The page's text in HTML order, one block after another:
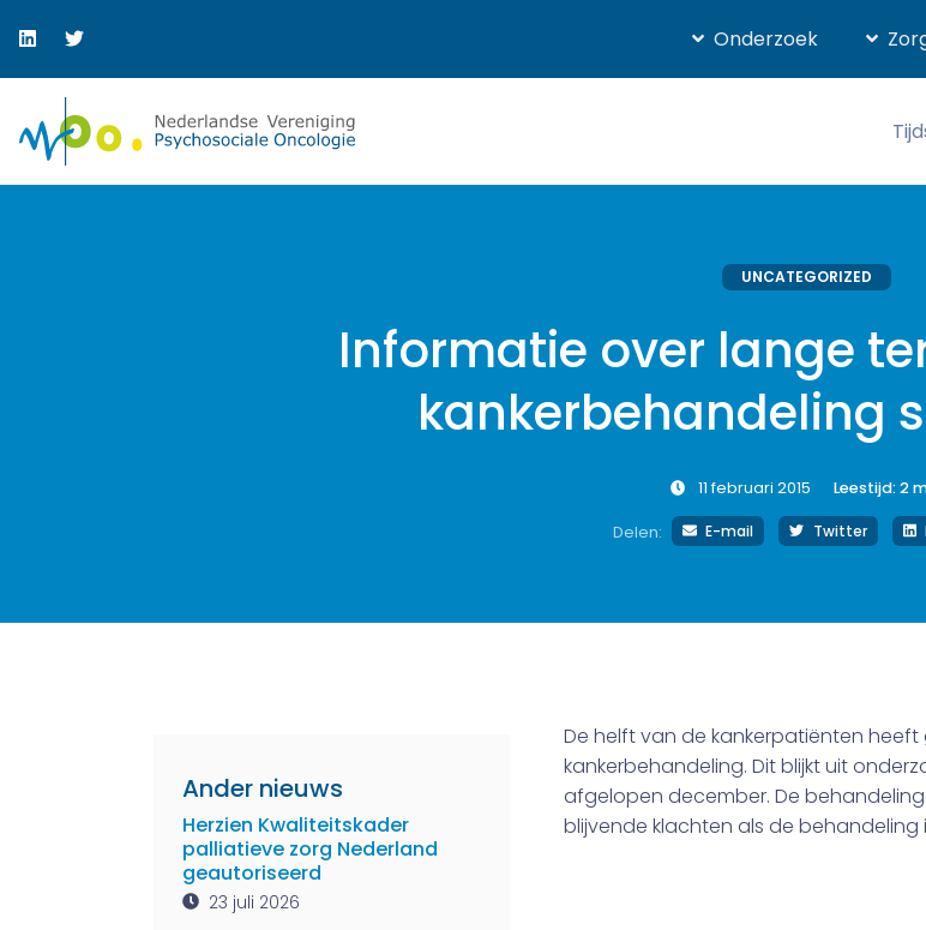
Onderzoek
UNCATEGORIZED
Informatie over lange
kankerbehandeling
11 februari 2015 Leestijd: 2
Delen: E-mail Twitter
Ander nieuws
Herzien Kwaliteitskader
palliatieve zorg Nederland
geautoriseerd
23 juli 2026
De helft van de kankerpatiënten
kankerbehandeling. Dit blijkt uit
afgelopen december. De
blijvende klachten als de behandeling